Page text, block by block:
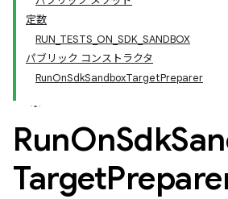
定数
RUN_TESTS_ON_SDK_SANDBOX
パブリック コンストラクタ
RunOnSdkSandboxTargetPreparer
RunOnSdk
Target